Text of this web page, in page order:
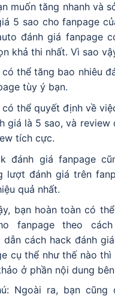
muốn tăng nhanh và
5 sao cho fanpage
đánh giá fanpage
khả thi nhất. Vì sao
có thể tăng bao nhiêu
tùy ý bạn.
có thể quyết định về
giá là 5 sao, và review
tích cực.
đánh giá fanpage
lượt đánh giá trên
quả nhất.
bạn hoàn toàn có
fanpage theo
dẫn cách hack đánh
cụ thể như thế nào
ở phần nội dung
Ngoài ra, bạn cũng